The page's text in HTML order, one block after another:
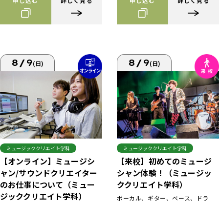
8/9(日)
ミュージッククリエイト学科
【オンライン】ミュージシ
ャン/サウンドクリエイター
のお仕事について（ミュー
ジッククリエイト学科）
8/9(日)
ミュージッククリエイト学科
【来校】初めてのミュージ
シャン体験！（ミュージッ
ククリエイト学科）
ボーカル、ギター、ベース、ドラ